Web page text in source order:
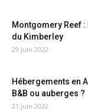
Montgomery Reef
du Kimberley
29 juin 2022
Hébergements en
B&B ou auberges ?
21 juin 2022